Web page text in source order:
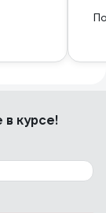
в курсе!